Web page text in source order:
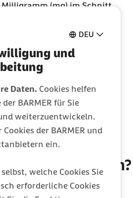
DEU
und
Daten. Cookies helfen
BARMER für Sie
weiterzuentwickeln.
der BARMER und
ein.
welche Cookies Sie
erforderliche Cookies
Milligramm (mg) im Schnitt
N2-Packung
nur 30 Tabletten
in den jeweiligen
sind, kann bei
und Dosierungen
deren Inhalte die
N3 übersteigen,
Kassen nicht erstattet
besser zu
der Fachbegriff „aut